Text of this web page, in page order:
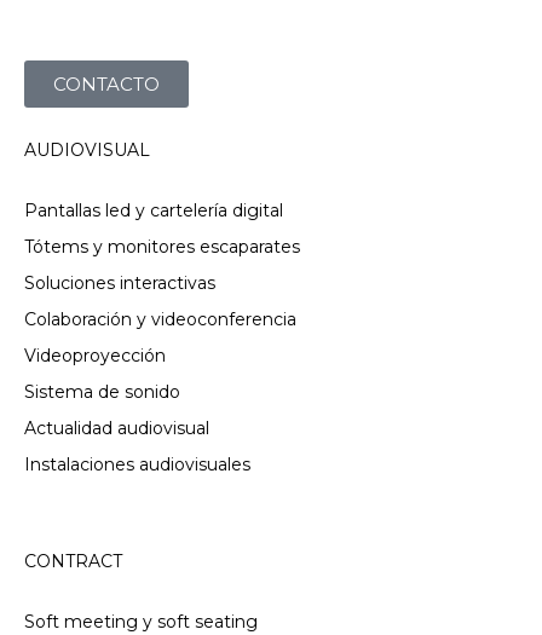
CONTACTO
AUDIOVISUAL
Pantallas led y cartelería digital
Tótems y monitores escaparates
Soluciones interactivas
Colaboración y videoconferencia
Videoproyección
Sistema de sonido
Actualidad audiovisual
Instalaciones audiovisuales
CONTRACT
Soft meeting y soft seating